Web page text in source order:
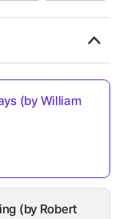
(by William
(by Robert